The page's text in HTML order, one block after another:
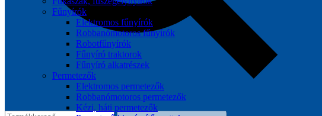
Fűnyírók
Elektromos fűnyírók
Robbanómotoros fűnyírók
Robotfűnyírók
Fűnyíró traktorok
Fűnyíró alkatrészek
Permetezők
Elektromos permetezők
Robbanómotoros permetezők
Kézi, háti permetezők